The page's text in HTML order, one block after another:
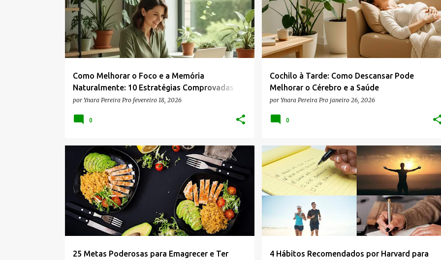
s
a
g
e
Como Melhorar o Foco e a Memória
Naturalmente: 10 Estratégias Comprovadas
pela Ciência
por Ynara Pereira Pro fevereiro 18, 2026
0
Cochilo à Tarde: Como Descansar Pode
Melhorar o Cérebro e a Saúde
por Ynara Pereira Pro janeiro 26, 2026
0
25 Metas Poderosas para Emagrecer e Ter
ALIMENTAÇÃO SAUDÁVEL AUTOCUIDADO +
4 Hábitos Recomendados por Harvard para
AUMENTAR A ENERGIA COMEÇAR BEM O DIA +4